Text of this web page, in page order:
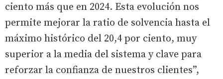
ciento más que en 2024. Esta evolución nos
permite mejorar la ratio de solvencia hasta el
máximo histórico del 20,4 por ciento, muy
superior a la media del sistema y clave para
reforzar la confianza de nuestros clientes”,